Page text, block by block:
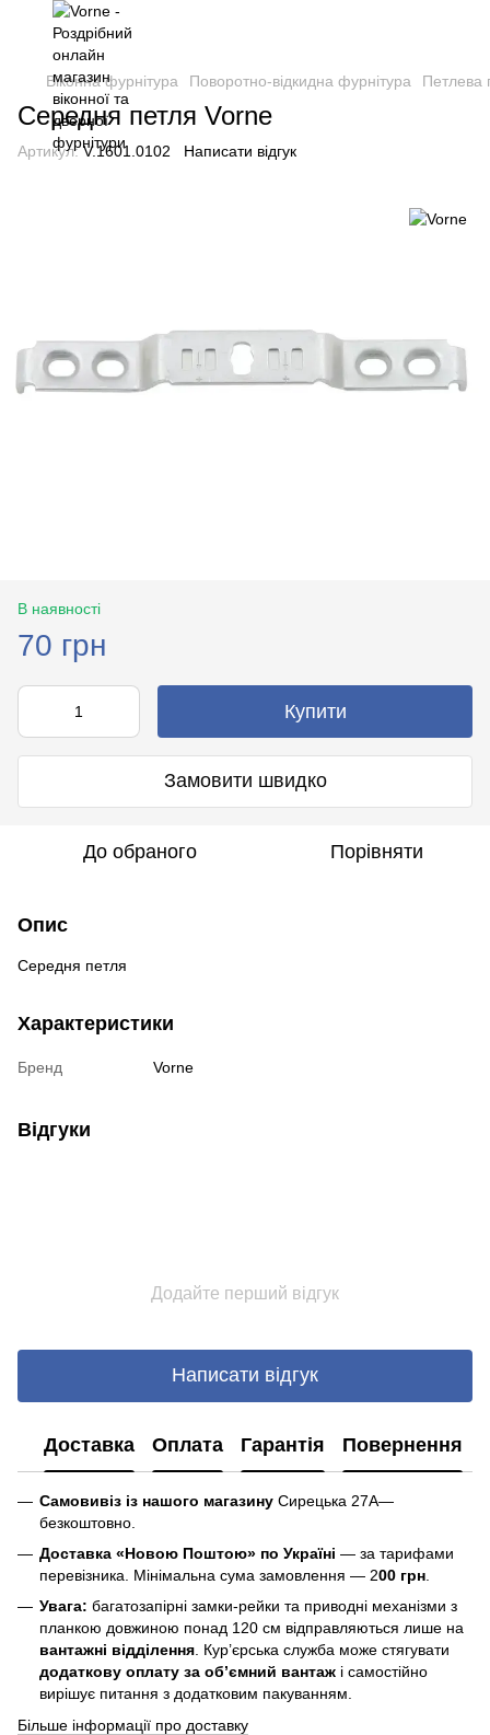
Віконна фурнітура Поворотно-відкидна фурнітура Петлева
Середня петля Vorne
Артикул:V.1601.0102 Написати відгук
В наявності
70 грн
Купити
Замовити швидко
До обраного Порівняти
Опис
Середня петля
Характеристики
Бренд Vorne
Відгуки
Додайте перший відгук
Написати відгук
Доставка Оплата Гарантія Повернення
Самовивіз із нашого магазину Сирецька 27А—
безкоштовно.
Доставка «Новою Поштою» по Україні — за тарифами
перевізника. Мінімальна сума замовлення — 200 грн
Увага: багатозапірні замки-рейки та приводні механізми з
планкою довжиною понад 120 см відправляються лише на
вантажні відділення. Кур’єрська служба може стягувати
додаткову оплату за об’ємний вантаж і самостійно
вирішує питання з додатковим пакуванням.
Більше інформації про доставку